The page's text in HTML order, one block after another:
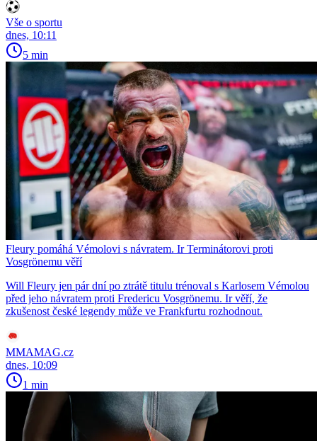
Vše o sportu
dnes, 10:11
5 min
Fleury pomáhá Vémolovi s návratem. Ir Terminátorovi proti
Vosgrönemu věří
Will Fleury jen pár dní po ztrátě titulu trénoval s Karlosem Vémolou
před jeho návratem proti Fredericu Vosgrönemu. Ir věří, že
zkušenost české legendy může ve Frankfurtu rozhodnout.
MMAMAG.cz
dnes, 10:09
1 min